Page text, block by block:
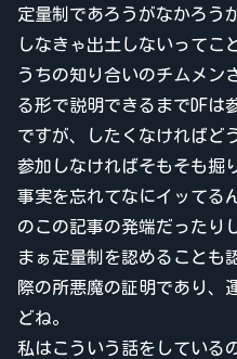
定量制であろうがなかろう
しなきゃ出土しないってこ
うちの知り合いのチムメン
る形で説明できるまでDFは
ですが、したくなければど
参加しなければそもそも掘
事実を忘れてなにイッてる
のこの記事の発端だったり
まぁ定量制を認めることも
際の所悪魔の証明であり、
どね。
私はこういう話をしている